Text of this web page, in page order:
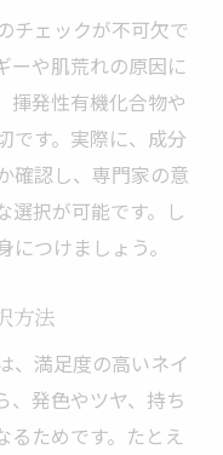
チェックが不可欠で
ーや肌荒れの原因に
揮発性有機化合物や
です。実際に、成分
確認し、専門家の意
選択が可能です。し
つけましょう。
方法
、満足度の高いネイ
、発色やツヤ、持ち
ためです。たとえ